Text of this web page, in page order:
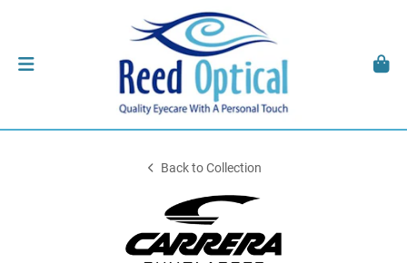
Back to Collection